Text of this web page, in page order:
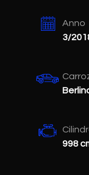
Anno
3/
998